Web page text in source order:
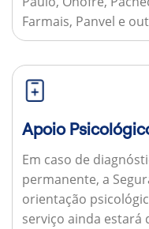
Farmais, Panvel e
Apoio
Em caso de
permanente, a
orientação
serviço ainda estará